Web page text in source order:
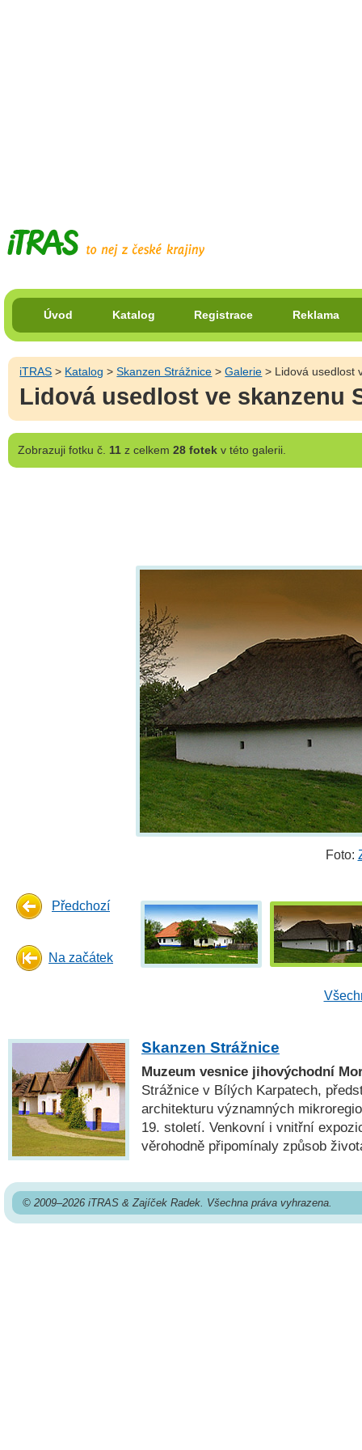
Úvod Katalog Registrace Reklama
iTRAS > Katalog >Skanzen Strážnice >Galerie > Lidová usedlost
Lidová usedlost ve skanzenu
Zobrazujifotku č. 11z celkem 28 fotekv této galerii.
Foto:
Předchozí
Na začátek
Skanzen Strážnice
Muzeum vesnice jihovýchodní
Strážnice v Bílých Karpatech,
architekturu významných
19. století. Venkovní i vnitřní
věrohodně připomínaly způsob
© 2009–2026 iTRAS & Zajíček Radek. Všechna práva vyhrazena.